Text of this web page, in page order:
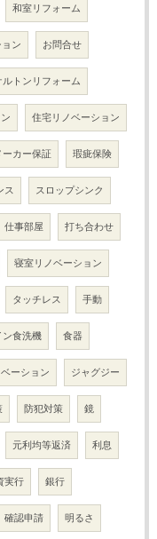
和室リフォーム
ン お問合せ
ルトンリフォーム
住宅リノベーション
ーカー保証 瑕疵保険
ス スロップシンク
仕事部屋 打ち合わせ
寝室リノベーション
タッチレス 手動
ン食洗機 食器
ーション ジャグジー
防犯対策 鏡
元利均等返済 利息
実行 銀行
確認申請 明るさ